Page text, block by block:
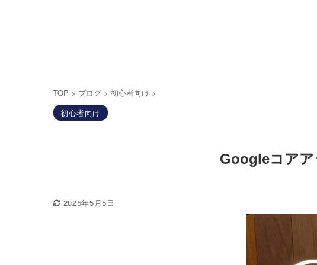
TOP > ブログ > 初心者向け >
初心者向け
Googleコアア
2025年5月5日